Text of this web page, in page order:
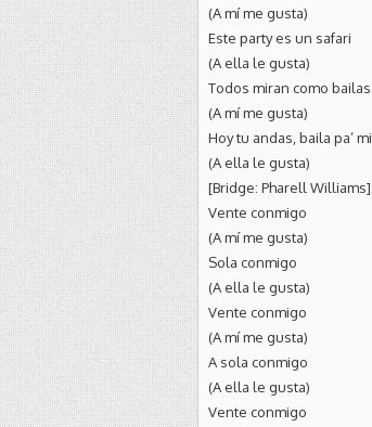
(A mí me gusta)
Este party es un safari
(A ella le gusta)
Todos miran como bailas
(A mí me gusta)
Hoy tu andas, baila pa’ mi
(A ella le gusta)
[Bridge: Pharell Williams]
Vente conmigo
(A mí me gusta)
Sola conmigo
(A ella le gusta)
Vente conmigo
(A mí me gusta)
A sola conmigo
(A ella le gusta)
Vente conmigo